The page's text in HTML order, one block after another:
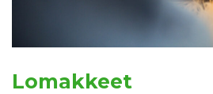
Lomakkeet